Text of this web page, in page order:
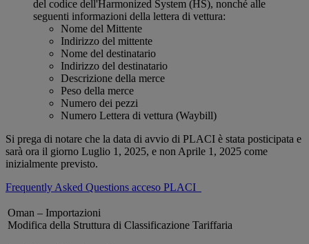
del codice dell'Harmonized System (HS), nonché alle
seguenti informazioni della lettera di vettura:
Nome del Mittente
Indirizzo del mittente
Nome del destinatario
Indirizzo del destinatario
Descrizione della merce
Peso della merce
Numero dei pezzi
Numero Lettera di vettura (Waybill)
Si prega di notare che la data di avvio di PLACI è stata posticipata e
sarà ora il giorno Luglio 1, 2025, e non Aprile 1, 2025 come
inizialmente previsto.
Frequently Asked Questions acceso PLACI
Oman – Importazioni
Modifica della Struttura di Classificazione Tariffaria